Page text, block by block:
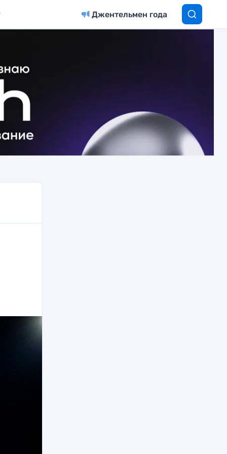
Джентельмен года